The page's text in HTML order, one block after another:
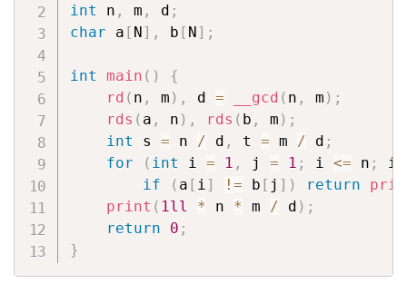
int n , m , d ;
char a [ N] , b [ N] ;
int main ( )
{
rd ( n , m ) , d = __gcd ( n , m ) ;
rds ( a , n ) , rds ( b , m ) ;
int s = n / d , t = m / d ;
for
( int i = 1 , j = 1 ; i <= n ; i
if
( a [ i] != b [ j ] ) return
print ( 1ll * n * m / d ) ;
return
0 ;
}